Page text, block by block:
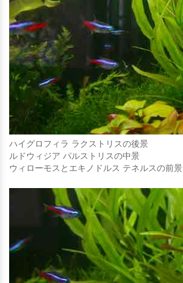
ハイグロフィラ ラクストリスの後景
ルドウィジア パルストリスの中景
ウィローモスとエキノドルス テネルスの前景